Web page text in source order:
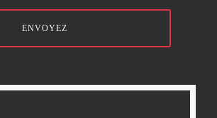
ENVOYEZ